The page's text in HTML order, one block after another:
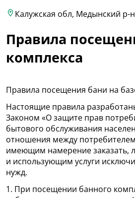
Калужская обл, Медынский р-
Правила
комплекса
Правила посещения бани на
Настоящие правила
Законом «О защите прав
бытового обслуживания
отношения между
имеющим намерение заказать,
и использующим услуги
нужд.
1. При посещении банного